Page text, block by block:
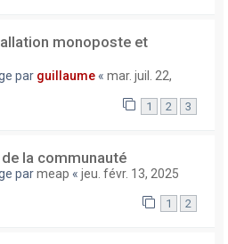
monoposte et
par guillaume « mar. juil. 22,
1 2 3
la communauté
parmeap « jeu. févr. 13, 2025
1 2